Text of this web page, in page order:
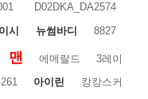
D02DKA_DA2574
시 뉴썸바디 8827
맨 에메랄드
3레이
아이린
캉캉스커